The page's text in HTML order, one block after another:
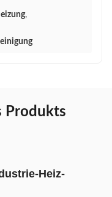
,
Produkts
Heiz-